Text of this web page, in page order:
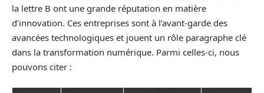
la lettre B ont une grande réputation en matière
d’innovation. Ces entreprises sont à l’avant-garde des
avancées technologiques et jouent un rôle paragraphe clé
dans la transformation numérique. Parmi celles-ci, nous
pouvons citer :